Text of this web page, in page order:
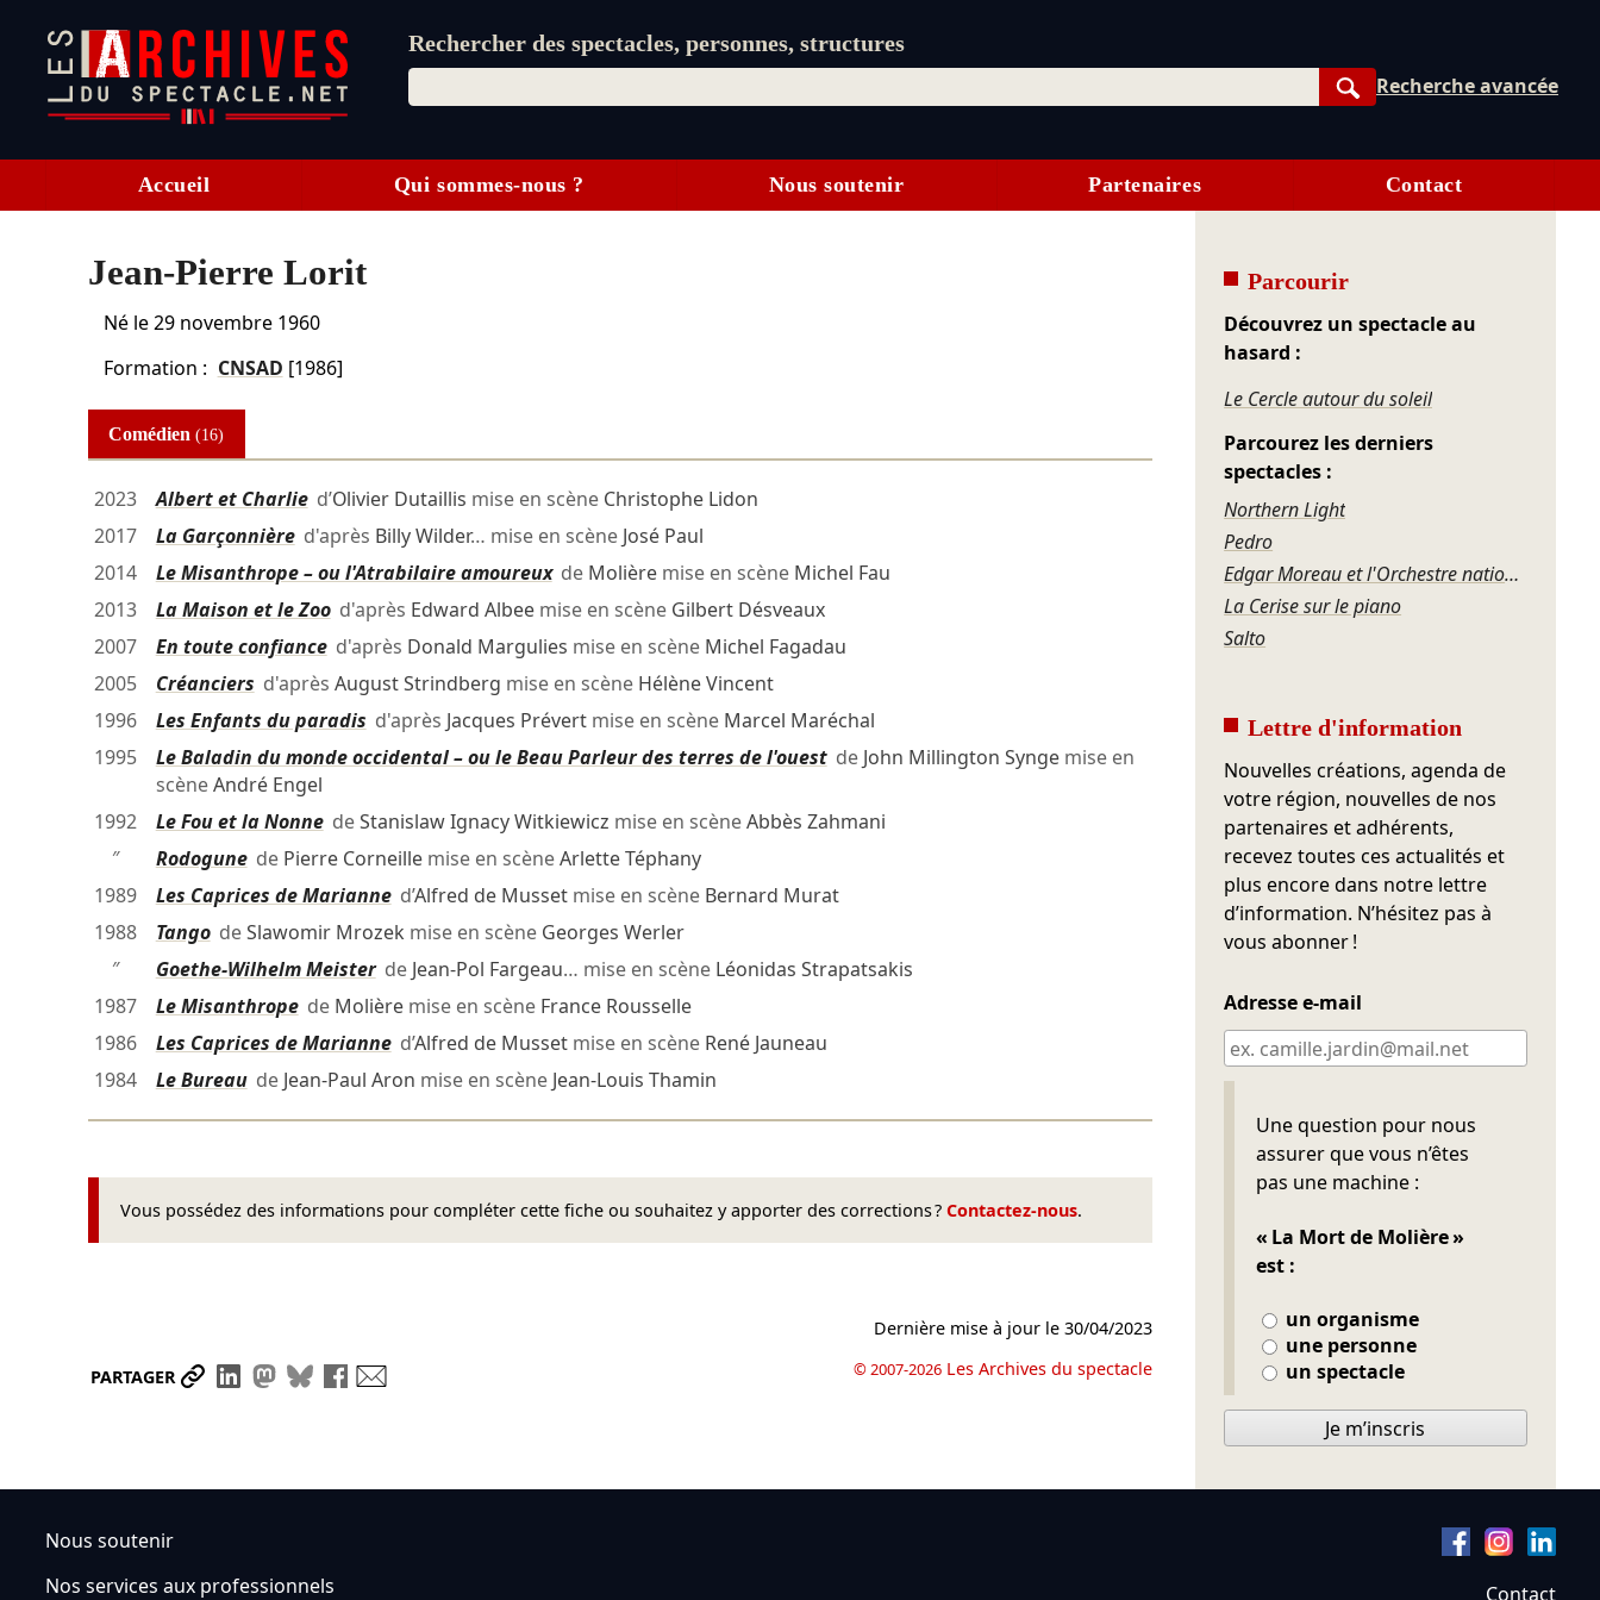
Rechercher des spectacles, personnes, structures
Rechercher
Recherche avancée
Accueil Qui sommes-nous ? Nous soutenir Partenaires Contact
Jean-Pierre Lorit
Né le29 novembre 1960
Formation : CNSAD [1986]
Comédien(16)
2023 Albert et Charlied’Olivier Dutaillis mise en scène Christophe Lidon
2017
La Garçonnièred'après Billy Wilder… mise en scène José Paul
2014
Le Misanthrope – ou l'Atrabilaire amoureuxde Molièremise en scène Michel Fau
2013
La Maison et le Zood'après Edward Albeemise en scène Gilbert Désveaux
2007
En toute confianced'après Donald Margulies mise en scène Michel Fagadau
2005
Créanciers d'après August Strindberg mise en scène Hélène Vincent
1996
Les Enfants du paradis d'après Jacques Prévertmise en scène Marcel Maréchal
1995
Le Baladin du monde occidental – ou le Beau Parleur des terres de l'ouestde John Millington Syngemise en
scèneAndré Engel
1992
Le Fou et la NonnedeStanislaw Ignacy Witkiewicz mise en scèneAbbès Zahmani
″
Rodogunede Pierre Corneillemise en scèneArlette Téphany
1989
Les Caprices de Marianned’Alfred de Mussetmise en scène Bernard Murat
1988
TangodeSlawomir Mrozek mise en scène Georges Werler
″
Goethe-Wilhelm Meisterde Jean-Pol Fargeau… mise en scène Léonidas Strapatsakis
1987
Le Misanthropede Molièremise en scène France Rousselle
1986
Les Caprices de Marianned’Alfred de Mussetmise en scène René Jauneau
1984
Le Bureaude Jean-Paul Aron mise en scène Jean-Louis Thamin
Vous possédez des informations pour compléter cette fiche ou souhaitez y apporter des corrections ? Contactez-nous.
PARTAGER Partager le lien
Partager sur LinkedIn
Partager sur Mastodon
Partager sur Bluesky
Partager sur Facebook
Dernière mise à jour le30/04/2023
© 2007-2026 Les Archives du spectacle
Parcourir
Découvrez un spectacle au
hasard :
Le Cercle autour du soleil
Parcourez les derniers
spectacles :
Northern Light
Pedro
Edgar Moreau et l'Orchestre national Auvergne-Rhône-Alpes – Schubert et l'étreinte du destin
La Cerise sur le piano
Salto
Lettre d'information
Nouvelles créations, agenda de
votre région, nouvelles de nos
partenaires et adhérents,
recevez toutes ces actualités et
plus encore dans notre lettre
d’information. N’hésitez pas à
vous abonner !
Adresse e-mail
Une question pour nous
assurer que vous n’êtes
pas une machine :
« La Mort de Molière »
est :
un organisme
une personne
un spectacle
Ne pas remplir
Je m’inscris
Nous soutenir
Nos services aux professionnels
Contact